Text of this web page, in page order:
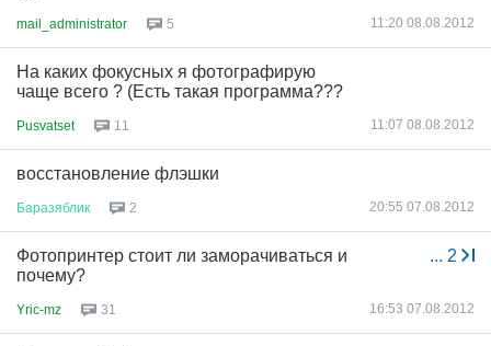
mail_administrator 5 11:20 08.08.2012
На каких фокусных я фотографирую
чаще всего ? (Есть такая программа???
Pusvatset 11 11:07 08.08.2012
восстановление флэшки
Баразяблик 2 20:55 07.08.2012
... 2
Фотопринтер стоит ли заморачиваться и
почему?
Yric-mz 31 16:53 07.08.2012